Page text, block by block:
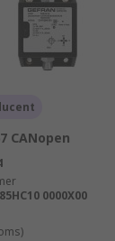
CANopen
0000X00